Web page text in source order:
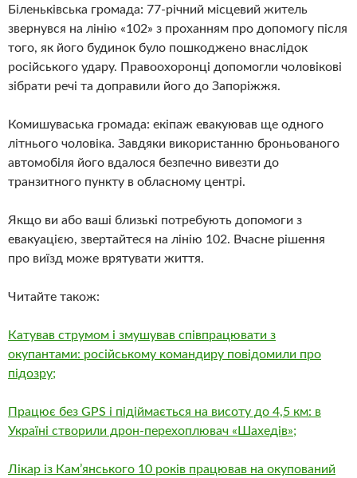
Біленьківська громада: 77-річний місцевий житель
звернувся на лінію «102» з проханням про допомогу після
того, як його будинок було пошкоджено внаслідок
російського удару. Правоохоронці допомогли чоловікові
зібрати речі та доправили його до Запоріжжя.
Комишуваська громада: екіпаж евакуював ще одного
літнього чоловіка. Завдяки використанню броньованого
автомобіля його вдалося безпечно вивезти до
транзитного пункту в обласному центрі.
Якщо ви або ваші близькі потребують допомоги з
евакуацією, звертайтеся на лінію 102. Вчасне рішення
про виїзд може врятувати життя.
Читайте також:
Катував струмом і змушував співпрацювати з
окупантами: російському командиру повідомили про
підозру;
Працює без GPS і підіймається на висоту до 4,5 км: в
Україні створили дрон-перехоплювач «Шахедів»;
Лікар із Кам’янського 10 років працював на окупований